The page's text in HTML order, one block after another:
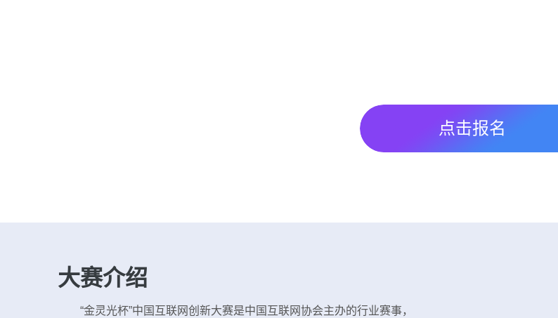
点击报名
大赛介绍
“金灵光杯”中国互联网创新大赛是中国互联网协会主办的行业赛事，